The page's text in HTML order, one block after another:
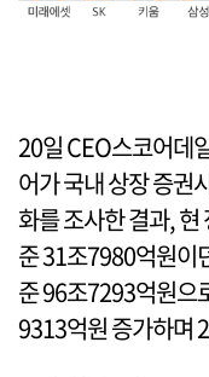
20일 CEO스코어데
어가 국내 상장 증권
화를 조사한 결과,
준 31조7980억원이
준 96조7293억원으
9313억원 증가하며